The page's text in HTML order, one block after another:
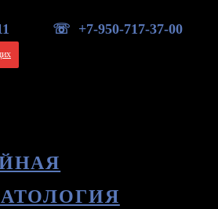
11 ☏ +7-950-717-37-00